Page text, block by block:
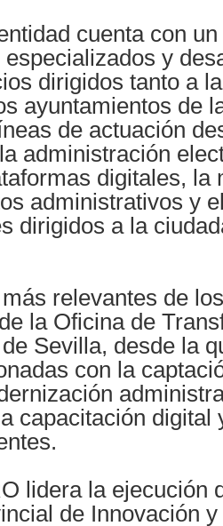
cuenta con
y
dirigidos tanto a
ayuntamientos de
de actuación
administración
digitales, la
administrativos y
dirigidos a la
relevantes de
la Oficina de
Sevilla, desde la
con la
capacitación digital
lidera la ejecución
de Innovación